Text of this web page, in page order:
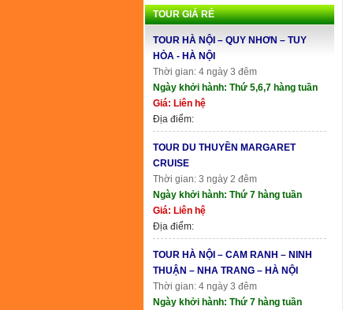
TOUR GIÁ RẺ
TOUR HÀ NỘI – QUY NHƠN – TUY
HÒA - HÀ NỘI
Thời gian: 4 ngày 3 đêm
Ngày khởi hành: Thứ 5,6,7 hàng tuần
Giá: Liên hệ
Địa điểm:
TOUR DU THUYỀN MARGARET
CRUISE
Thời gian: 3 ngày 2 đêm
Ngày khởi hành: Thứ 7 hàng tuần
Giá: Liên hệ
Địa điểm:
TOUR HÀ NỘI – CAM RANH – NINH
THUẬN – NHA TRANG – HÀ NỘI
Thời gian: 4 ngày 3 đêm
Ngày khởi hành: Thứ 7 hàng tuần